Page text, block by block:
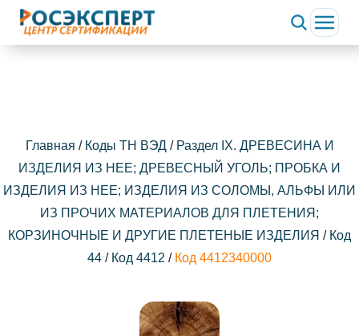
Главная / Коды ТН ВЭД/ Раздел IX. ДРЕВЕСИНА И
ИЗДЕЛИЯ ИЗ НЕЕ; ДРЕВЕСНЫЙ УГОЛЬ; ПРОБКА И
ИЗДЕЛИЯ ИЗ НЕЕ; ИЗДЕЛИЯ ИЗ СОЛОМЫ, АЛЬФЫ ИЛИ
ИЗ ПРОЧИХ МАТЕРИАЛОВ ДЛЯ ПЛЕТЕНИЯ;
КОРЗИНОЧНЫЕ И ДРУГИЕ ПЛЕТЕНЫЕ ИЗДЕЛИЯ / Код
44 / Код 4412 / Код 4412340000